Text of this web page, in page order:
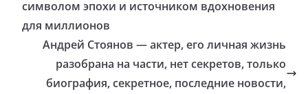
символом эпохи и источником вдохновения
для миллионов
Андрей Стоянов — актер, его личная жизнь
разобрана на части, нет секретов, только
биография, секретное, последние новости,